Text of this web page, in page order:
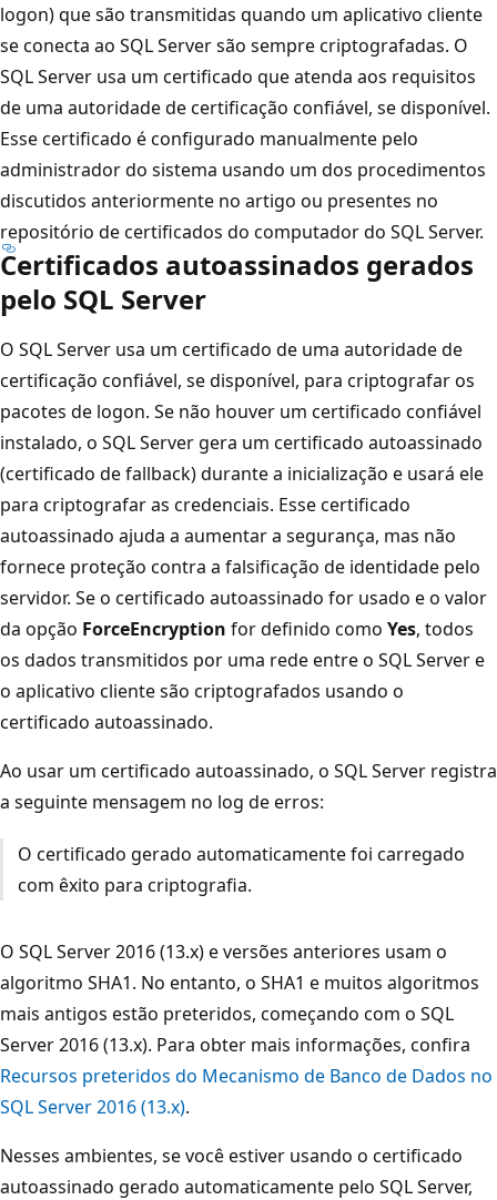
logon) que são transmitidas quando um aplicativo cliente
se conecta ao SQL Server são sempre criptografadas. O
SQL Server usa um certificado que atenda aos requisitos
de uma autoridade de certificação confiável, se disponível.
Esse certificado é configurado manualmente pelo
administrador do sistema usando um dos procedimentos
discutidos anteriormente no artigo ou presentes no
repositório de certificados do computador do SQL Server.
Certificados autoassinados gerados
pelo SQL Server
O SQL Server usa um certificado de uma autoridade de
certificação confiável, se disponível, para criptografar os
pacotes de logon. Se não houver um certificado confiável
instalado, o SQL Server gera um certificado autoassinado
(certificado de fallback) durante a inicialização e usará ele
para criptografar as credenciais. Esse certificado
autoassinado ajuda a aumentar a segurança, mas não
fornece proteção contra a falsificação de identidade pelo
servidor. Se o certificado autoassinado for usado e o valor
da opção ForceEncryption for definido como Yes, todos
os dados transmitidos por uma rede entre o SQL Server e
o aplicativo cliente são criptografados usando o
certificado autoassinado.
Ao usar um certificado autoassinado, o SQL Server registra
a seguinte mensagem no log de erros:
O certificado gerado automaticamente foi carregado
com êxito para criptografia.
O SQL Server 2016 (13.x) e versões anteriores usam o
algoritmo SHA1. No entanto, o SHA1 e muitos algoritmos
mais antigos estão preteridos, começando com o SQL
Server 2016 (13.x). Para obter mais informações, confira
Recursos preteridos do Mecanismo de Banco de Dados no
SQL Server 2016 (13.x).
Nesses ambientes, se você estiver usando o certificado
autoassinado gerado automaticamente pelo SQL Server,